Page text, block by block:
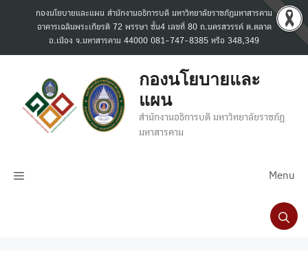
กองนโยบายและแผน สำนักงานอธิการบดี มหาวิทยาลัยราชภัฏมหาสารคาม
อาคารเฉลิมพระเกียรติ 72 พรรษา ชั้น4 เลขที่ 80 ถ.นครสวรรค์ ต.ตลาด
อ.เมือง จ.มหาสารคาม 44000 081-747-8385 หรือ 348,349
กองนโยบายและ
แผน
สำนักงานอธิการบดี มหาวิทยาลัยราชภัฏ
มหาสารคาม
Menu